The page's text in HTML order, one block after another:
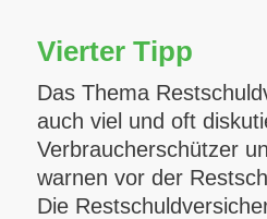
Vierter Tipp
Das Thema
auch viel und oft
Verbraucherschützer
warnen vor der
Die